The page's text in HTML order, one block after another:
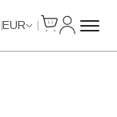
EUR